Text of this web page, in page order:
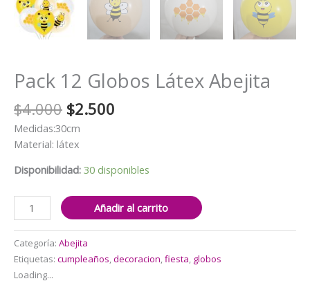
Pack 12 Globos Látex Abejita
$4.000 El
precio
original
$4.000.
$2.500
$2.500.
Medidas:30cm
Material: látex
Disponibilidad: 30 disponibles
Pack
12
Globos
Látex
Abejita
cantidad
Añadir al carrito
Categoría: Abejita
Etiquetas: cumpleaños,decoracion,fiesta, globos
Loading...